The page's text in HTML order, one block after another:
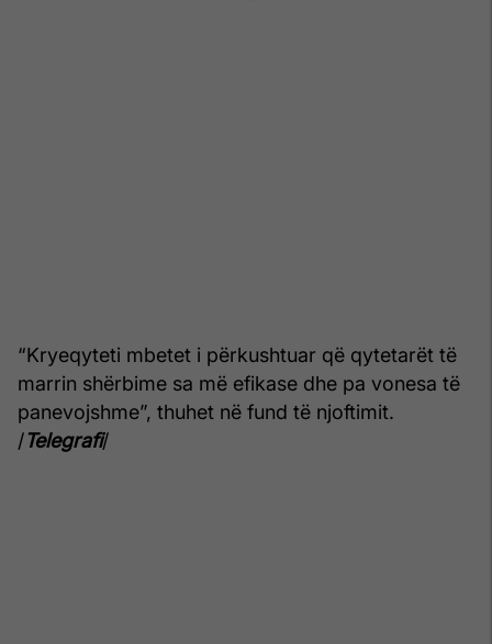
“Kryeqyteti mbetet i përkushtuar që qytetarët të
marrin shërbime sa më efikase dhe pa vonesa të
panevojshme”, thuhet në fund të njoftimit.
/Telegrafi/